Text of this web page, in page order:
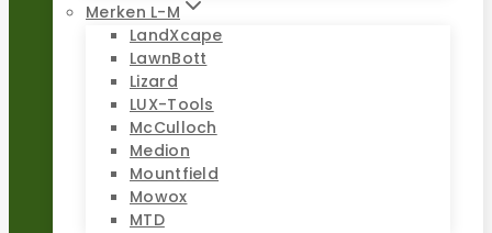
Merken L-M
LandXcape
LawnBott
Lizard
LUX-Tools
McCulloch
Medion
Mountfield
Mowox
MTD